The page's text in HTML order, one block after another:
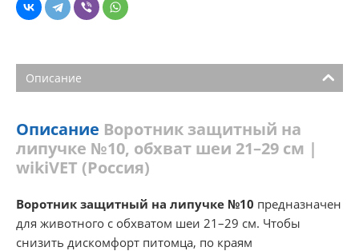
Описание
Описание Воротник защитный на
липучке №10, обхват шеи 21–29 см |
wikiVET (Россия)
Воротник защитный на липучке №10 предназначен
для животного с обхватом шеи 21–29 см. Чтобы
снизить дискомфорт питомца, по краям